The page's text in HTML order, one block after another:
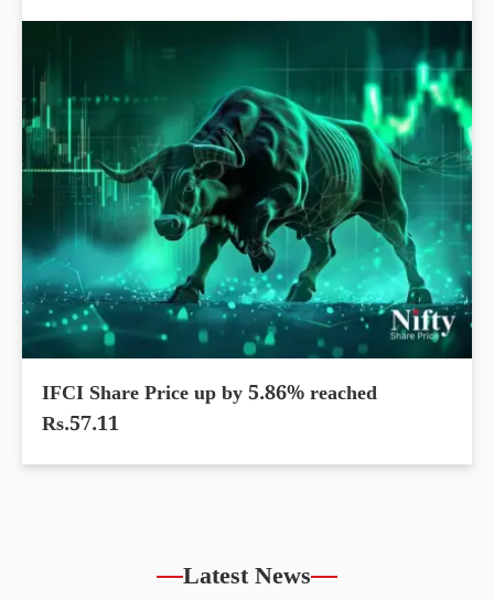
IFCI Share Price up by 5.86% reached
Rs.57.11
Latest News